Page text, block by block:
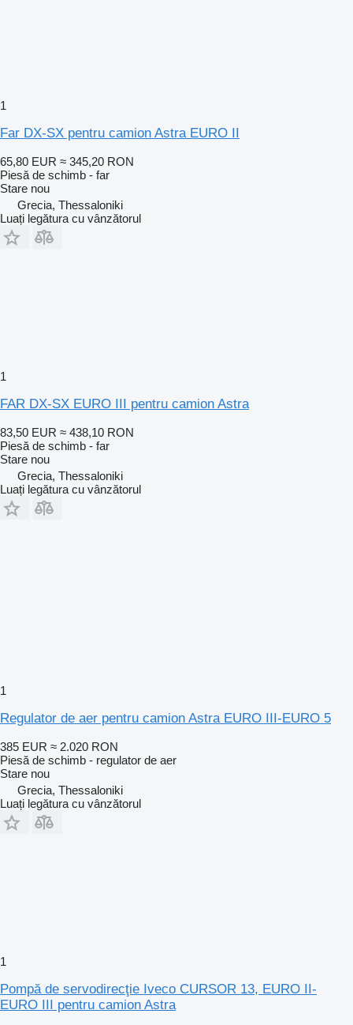
1
Far DX-SX pentru camion Astra EURO II
65,80 EUR ≈ 345,20 RON
Piesă de schimb - far
Stare nou
Grecia, Thessaloniki
Luați legătura cu vânzătorul
1
FAR DX-SX EURO III pentru camion Astra
83,50 EUR ≈ 438,10 RON
Piesă de schimb - far
Stare nou
Grecia, Thessaloniki
Luați legătura cu vânzătorul
1
Regulator de aer pentru camion Astra EURO III-EURO 5
385 EUR ≈ 2.020 RON
Piesă de schimb - regulator de aer
Stare nou
Grecia, Thessaloniki
Luați legătura cu vânzătorul
1
Pompă de servodirecţie Iveco CURSOR 13, EURO II-
EURO III pentru camion Astra